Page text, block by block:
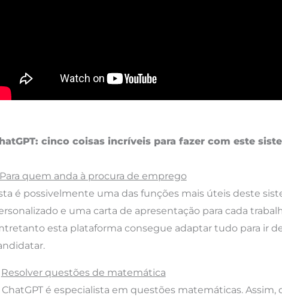
cinco coisas incríveis para fazer com este
Para quem anda à procura de emprego
é possivelmente uma das funções mais úteis deste
e uma carta de apresentação para cada
esta plataforma consegue adaptar tudo para ir
Resolver questões de matemática
ChatGPT é especialista em questões matemáticas.